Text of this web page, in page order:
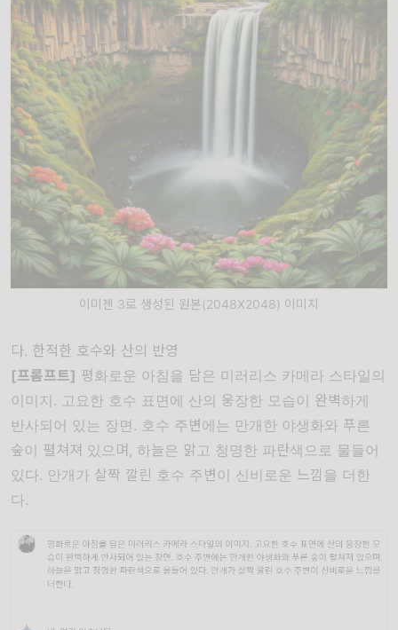
이미젠 3로 생성된 원본(2048X2048) 이미지
다. 한적한 호수와 산의 반영
[프롬프트] 평화로운 아침을 담은 미러리스 카메라 스타일의
이미지. 고요한 호수 표면에 산의 웅장한 모습이 완벽하게
반사되어 있는 장면. 호수 주변에는 만개한 야생화와 푸른
숲이 펼쳐져 있으며, 하늘은 맑고 청명한 파란색으로 물들어
있다. 안개가 살짝 깔린 호수 주변이 신비로운 느낌을 더한
다.